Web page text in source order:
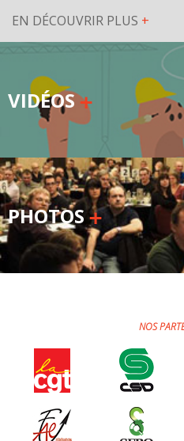
EN DÉCOUVRIR PLUS +
VIDÉOS
PHOTOS
NOS